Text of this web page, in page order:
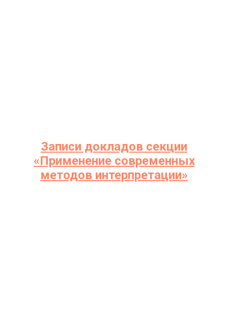
Записи докладов секции
‭«Применение современных
методов интерпретации»